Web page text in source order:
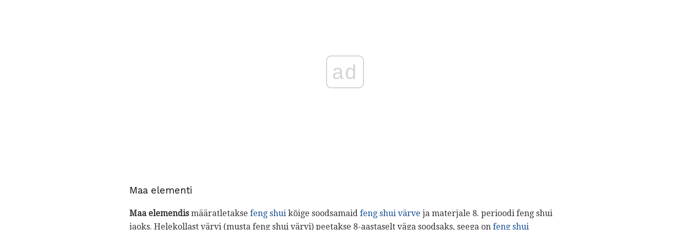
ad
Maa elementi
Maa elemendismääratletakse feng shui kõige soodsamaid feng shui värve ja materjale 8. perioodi feng shui
jaoks. Helekollast värvi (musta feng shui värvi) peetakse 8-aastaselt väga soodsaks, seega on feng shui